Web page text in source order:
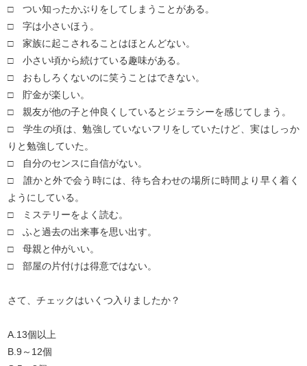
□ つい知ったかぶりをしてしまうことがある。
□ 字は小さいほう。
□ 家族に起こされることはほとんどない。
□ 小さい頃から続けている趣味がある。
□ おもしろくないのに笑うことはできない。
□ 貯金が楽しい。
□ 親友が他の子と仲良くしているとジェラシーを感じてしまう。
□ 学生の頃は、勉強していないフリをしていたけど、実はしっか
りと勉強していた。
□ 自分のセンスに自信がない。
□ 誰かと外で会う時には、待ち合わせの場所に時間より早く着く
ようにしている。
□ ミステリーをよく読む。
□ ふと過去の出来事を思い出す。
□ 母親と仲がいい。
□ 部屋の片付けは得意ではない。
さて、チェックはいくつ入りましたか？
A.13個以上
B.9～12個